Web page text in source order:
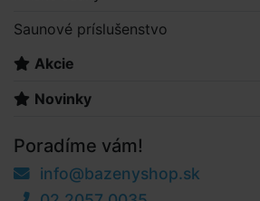
Saunové príslušenstvo
Akcie
Novinky
Poradíme vám!
info@bazenyshop.sk